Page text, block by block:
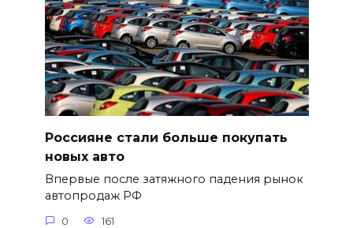
Россияне стали больше покупать
новых авто
Впервые после затяжного падения рынок
автопродаж РФ
0 161